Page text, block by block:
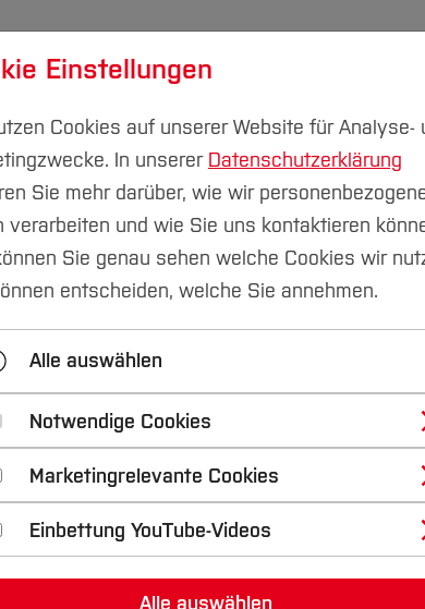
Forschung & Transfer
Akademischer Service &
des zentralen akademischen
Einstellungen
Cookies auf unserer Website für Analyse-
In unserer Datenschutzerklärung
Sie mehr darüber, wie wir
verarbeiten und wie Sie uns kontaktieren
Sie genau sehen welche Cookies wir
entscheiden, welche Sie annehmen.
Alle auswählen
Notwendige Cookies
Marketingrelevante Cookies
Einbettung YouTube-Videos
Alle auswählen